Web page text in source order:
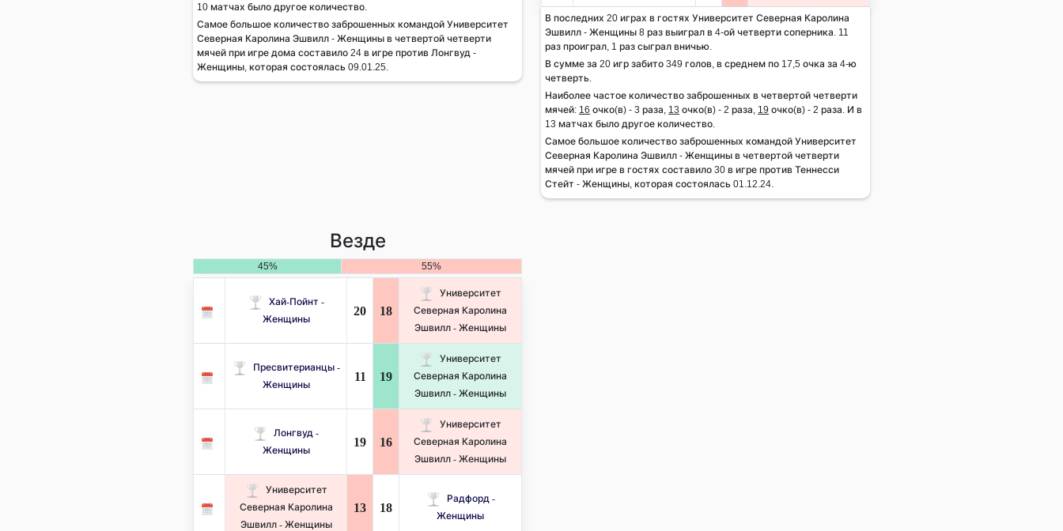
10 матчах было другое количество.
Самое большое количество заброшенных командой Университет
Северная Каролина Эшвилл - Женщины в четвертой четверти
мячей при игре дома составило 24 в игре против Лонгвуд -
Женщины, которая состоялась 09.01.25.
В последних 20 играх в гостях Университет Северная Каролина
Эшвилл - Женщины 8 раз выиграл в 4-ой четверти соперника. 11
раз проиграл, 1 раз сыграл вничью.
В сумме за 20 игр забито 349 голов, в среднем по 17,5 очка за 4-ю
четверть.
Наиболее частое количество заброшенных в четвертой четверти
мячей: 16 очко(в) - 3 раза, 13 очко(в) - 2 раза, 19 очко(в) - 2 раза. И в
13 матчах было другое количество.
Самое большое количество заброшенных командой Университет
Северная Каролина Эшвилл - Женщины в четвертой четверти
мячей при игре в гостях составило 30 в игре против Теннесси
Стейт - Женщины, которая состоялась 01.12.24.
Везде
45% 55%
Хай-Пойнт -
Женщины
20 18
Университет
Северная Каролина
Эшвилл - Женщины
Пресвитерианцы -
Женщины
11 19
Университет
Северная Каролина
Эшвилл - Женщины
Лонгвуд -
Женщины
19 16
Университет
Северная Каролина
Эшвилл - Женщины
Университет
Северная Каролина
Эшвилл - Женщины
13 18
Радфорд -
Женщины